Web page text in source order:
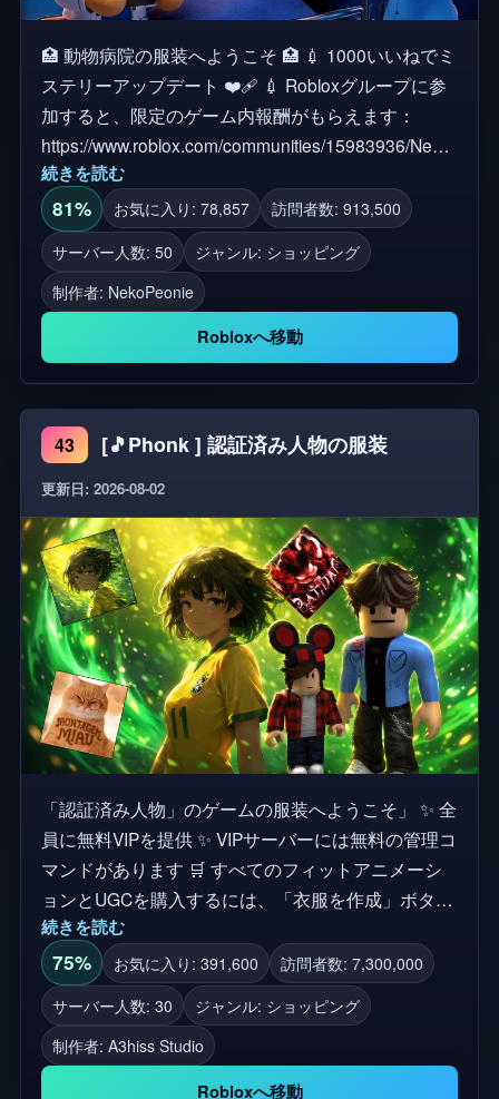
🏥 動物病院の服装へようこそ 🏥 💉 1000いいねでミ
ステリーアップデート ❤️‍🩹 💉 Robloxグループに参
加すると、限定のゲーム内報酬がもらえます：
https://www.roblox.com/communities/15983936/
🛍️ すべての購入は永久にインベントリに残ります。
タグ： 動物病院、動物病院の服装、インターン、看
護師、医者、外科医、秘書、救急医療隊員、心理学
者、セキュリティ、主任看護師、秘密要員、バーニ
ー、ラトー、オフィサーダックマン、ハーロウ博
士、病院の服装、獣医の服装、看護師の服装、医者
の服装、スクラブの服装、夜勤、コスプレ、マッチ
ング、アバター、ミニアバター、チビアバター、R6
アバター、R15アバター、女性アバター、男性アバ
ター、女性アバター、Y2K、ファン製作
続きを読む
81% お気に入り: 78,857
訪問者数: 913,500
サーバー人数: 50
ジャンル: ショッピング
制作者: NekoPeonie
Robloxへ移動
43 [🎵Phonk ] 認証済み人物の服装
更新日: 2026-08-02
「認証済み人物」のゲームの服装へようこそ」 ✨ 全
員に無料VIPを提供 ✨ VIPサーバーには無料の管理コ
マンドがあります 🛒 すべてのフィットアニメーシ
ョンとUGCを購入するには、「衣服を作成」ボタン
をクリックしてください 🛍️ さまざまなアイテムや
服装を見つけよう！ 🛒 ゲーム内で行った購入は、
永久にインベントリに残ります！ 🌟 VIPサーバーは
無料の管理者です！ 👍 このようなアバターの服装
ゲームをもっと楽しむには、「いいね」をしてくだ
さい！ そこでは、カタログのアバターを購入したり
続きを読む
75% お気に入り: 391,600
訪問者数: 7,300,000
サーバー人数: 30
ジャンル: ショッピング
制作者: A3hiss Studio
Robloxへ移動